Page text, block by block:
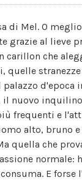
di Mel. O
grazie al lieve
carillon che
quelle
d'epoca
il nuovo
frequenti e
alto, bruno e
quella che
normale:
E